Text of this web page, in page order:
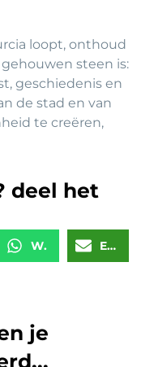
loopt, onthoud
steen is:
geschiedenis en
de stad en van
te creëren,
deel het
WhatsApp Email
je